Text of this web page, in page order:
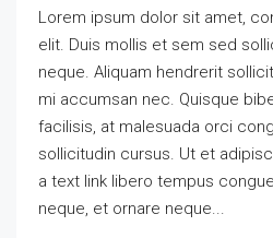
Lorem ipsum dolor sit amet,
elit. Duis mollis et sem sed
neque. Aliquam hendrerit
mi accumsan nec. Quisque
facilisis, at malesuada orci
sollicitudin cursus. Ut et
a text link libero tempus
neque, et ornare neque...